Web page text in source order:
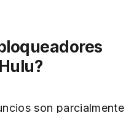
son parcialmente